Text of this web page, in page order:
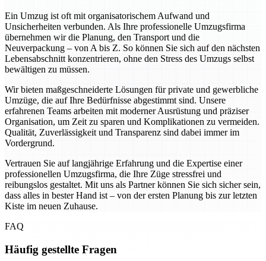
Ein Umzug ist oft mit organisatorischem Aufwand und
Unsicherheiten verbunden. Als Ihre professionelle Umzugsfirma
übernehmen wir die Planung, den Transport und die
Neuverpackung – von A bis Z. So können Sie sich auf den nächsten
Lebensabschnitt konzentrieren, ohne den Stress des Umzugs selbst
bewältigen zu müssen.
Wir bieten maßgeschneiderte Lösungen für private und gewerbliche
Umzüge, die auf Ihre Bedürfnisse abgestimmt sind. Unsere
erfahrenen Teams arbeiten mit moderner Ausrüstung und präziser
Organisation, um Zeit zu sparen und Komplikationen zu vermeiden.
Qualität, Zuverlässigkeit und Transparenz sind dabei immer im
Vordergrund.
Vertrauen Sie auf langjährige Erfahrung und die Expertise einer
professionellen Umzugsfirma, die Ihre Züge stressfrei und
reibungslos gestaltet. Mit uns als Partner können Sie sich sicher sein,
dass alles in bester Hand ist – von der ersten Planung bis zur letzten
Kiste im neuen Zuhause.
FAQ
Häufig gestellte Fragen